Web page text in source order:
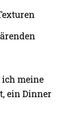
ich meine
ein Dinner